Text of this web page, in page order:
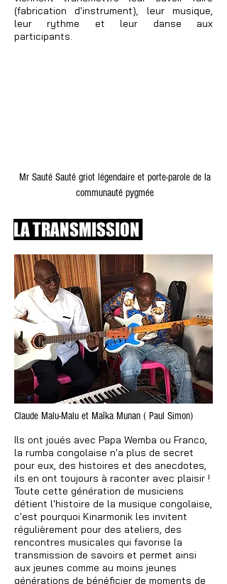
(fabrication d'instrument), leur musique,
leur rythme et leur danse aux
participants.
Mr Sauté Sauté griot légendaire et porte-parole de la
communauté pygmée
LA TRANSMISSION
Claude Malu-Malu et Maïka Munan ( Paul Simon)
Ils ont joués avec Papa Wemba ou Franco,
la rumba congolaise n'a plus de secret
pour eux, des histoires et des anecdotes,
ils en ont toujours à raconter avec plaisir !
Toute cette génération de musiciens
détient l'histoire de la musique congolaise,
c'est pourquoi Kinarmonik les invitent
régulièrement pour des ateliers, des
rencontres musicales qui favorise la
transmission de savoirs et permet ainsi
aux jeunes comme au moins jeunes
générations de bénéficier de moments de